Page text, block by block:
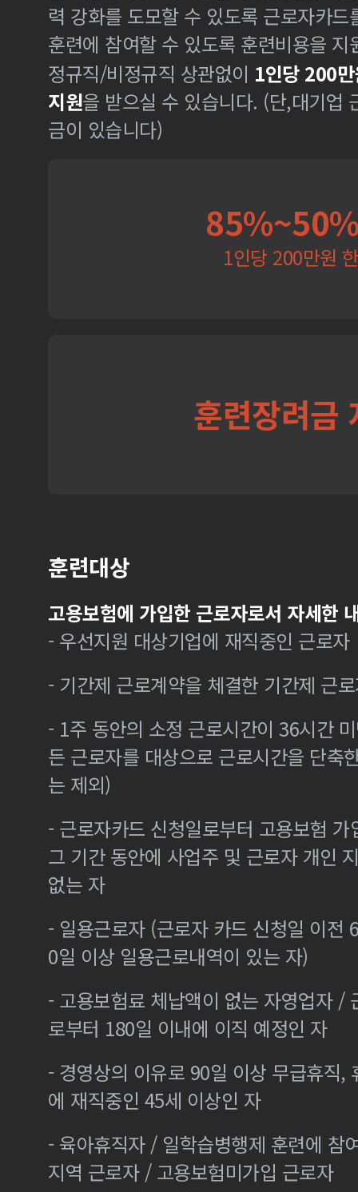
력 강화를 도모할 수 있도록 근로자카
훈련에 참여할 수 있도록 훈련비용을 지
정규직/비정규직 상관없이 1인당 200
지원을 받으실 수 있습니다. (단,대기업
금이 있습니다)
1인당 200만원
훈련장려금
훈련대상
고용보험에 가입한 근로자로서 자세한
- 우선지원 대상기업에 재직중인 근로자
- 기간제 근로계약을 체결한 기간제 근
- 1주 동안의 소정 근로시간이 36시간
든 근로자를 대상으로 근로시간을 단축
는 제외)
- 근로자카드 신청일로부터 고용보험
그 기간 동안에 사업주 및 근로자 개인
없는 자
- 일용근로자 (근로자 카드 신청일 이전
0일 이상 일용근로내역이 있는 자)
- 고용보험료 체납액이 없는 자영업자 /
로부터 180일 이내에 이직 예정인 자
- 경영상의 이유로 90일 이상 무급휴직,
에 재직중인 45세 이상인 자
- 육아휴직자 / 일학습병행제 훈련에 참
지역 근로자 / 고용보험미가입 근로자